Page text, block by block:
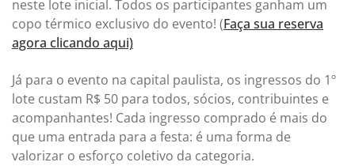
neste lote inicial. Todos os participantes ganham um
copo térmico exclusivo do evento! (Faça sua reserva
agora clicando aqui)
Já para o evento na capital paulista, os ingressos do 1º
lote custam R$ 50 para todos, sócios, contribuintes e
acompanhantes! Cada ingresso comprado é mais do
que uma entrada para a festa: é uma forma de
valorizar o esforço coletivo da categoria.